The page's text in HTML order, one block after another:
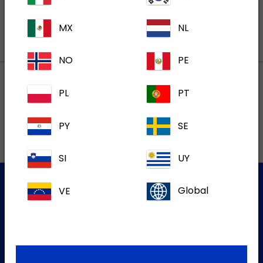
Lokalne adrese
korisnike
MX NL
NO PE
PL PT
PY SE
SI UY
VE Global